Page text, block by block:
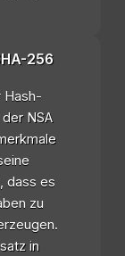
256
Hash-
NSA
dass es
zu
in